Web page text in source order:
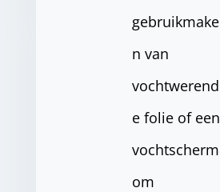
gebruikmake
n van
vochtwerend
e folie of een
vochtscherm
om